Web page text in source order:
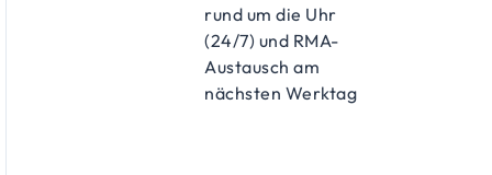
rund um die Uhr
(24/7) und RMA-
Austausch am
nächsten Werktag